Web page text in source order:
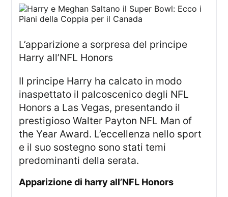
L’apparizione a sorpresa del principe
Harry all’NFL Honors
Il principe Harry ha calcato in modo
inaspettato il palcoscenico degli NFL
Honors a Las Vegas, presentando il
prestigioso Walter Payton NFL Man of
the Year Award. L’eccellenza nello sport
e il suo sostegno sono stati temi
predominanti della serata.
apparizione di harry all’NFL Honors